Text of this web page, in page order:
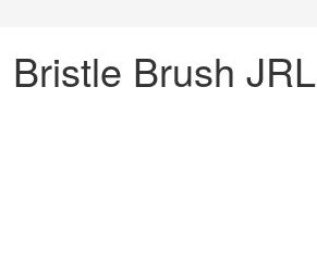
Brush JRL